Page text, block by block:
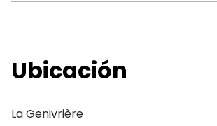
Ubicación
La Genivrière